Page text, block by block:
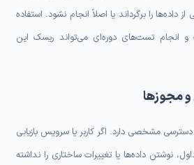
را برگرداند یا اصلاً انجام نشود. استفاده
و انجام تست‌های دوره‌ای می‌تواند ریسک این
مشخصی دارد. اگر کاربر یا سرویس بازیابی
نوشتن داده‌ها یا تغییرات ساختاری را نداشته